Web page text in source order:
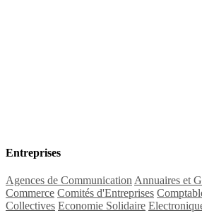
Entreprises
Agences de Communication Annuaires et
Commerce Comités d'Entreprises
Collectives Economie Solidaire